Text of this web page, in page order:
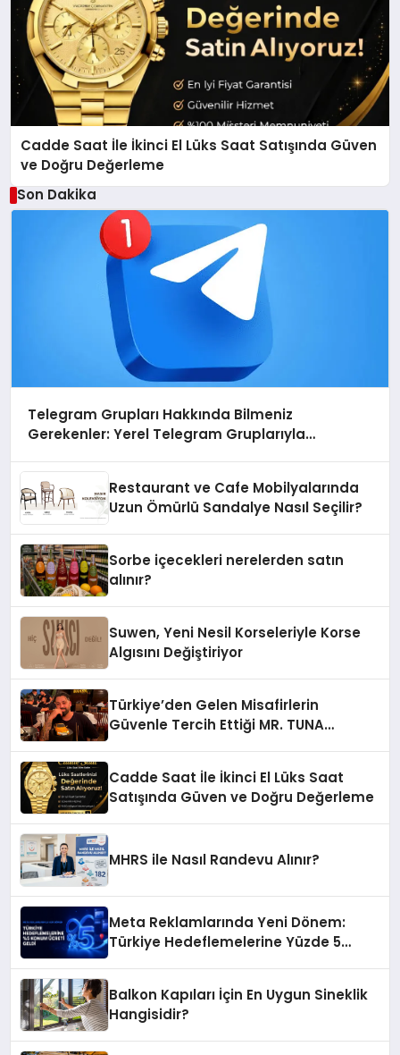
Cadde Saat İle İkinci El Lüks Saat Satışında Güven
ve Doğru Değerleme
Son Dakika
Telegram Grupları Hakkında Bilmeniz
Gerekenler: Yerel Telegram Gruplarıyla
Restaurant ve Cafe Mobilyalarında
Uzun Ömürlü Sandalye Nasıl Seçilir?
Sorbe içecekleri nerelerden satın
alınır?
Suwen, Yeni Nesil Korseleriyle Korse
Algısını Değiştiriyor
Türkiye’den Gelen Misafirlerin
Güvenle Tercih Ettiği MR. TUNA
Cadde Saat İle İkinci El Lüks Saat
Satışında Güven ve Doğru Değerleme
MHRS ile Nasıl Randevu Alınır?
Meta Reklamlarında Yeni Dönem:
Türkiye Hedeflemelerine Yüzde 5
Balkon Kapıları İçin En Uygun Sineklik
Hangisidir?